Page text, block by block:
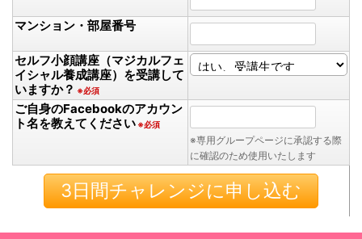
マンション・部屋番号
セルフ小顔講座（マジカルフェ
イシャル養成講座）を受講して
いますか？ ※必須
ご自身のFacebookのアカウン
ト名を教えてください ※必須
※専用グループページに承認する際
に確認のため使用いたします